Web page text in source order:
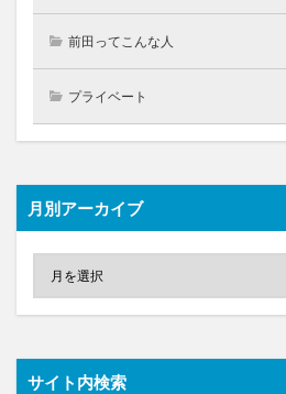
前田ってこんな人
プライベート
月別アーカイブ
サイト内検索